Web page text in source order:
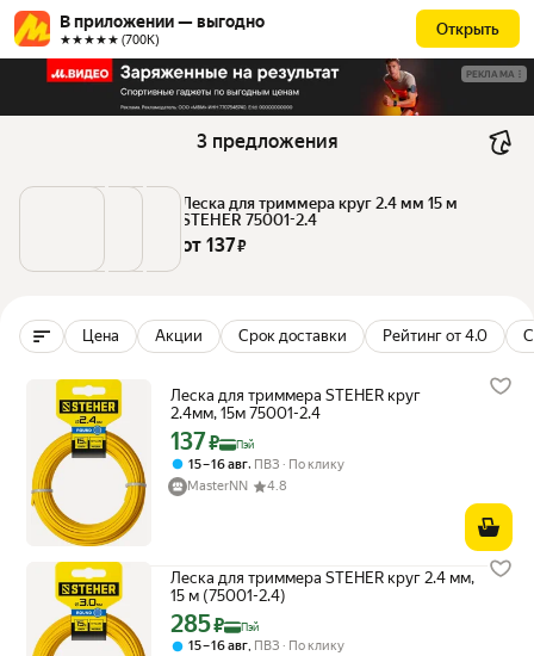
В приложении — выгодно
★★★★★ (700К)
Открыть
РЕКЛАМА
3 предложения
Леска для триммера круг 2.4 мм 15 м
STEHER 75001-2.4
от 137 ₽
Цена Акции Срок доставки Рейтинг от 4.0
Леска для триммера STEHER круг
2.4мм, 15м 75001-2.4
Цена с картой Яндекс Пэй 137 ₽ вместо
137₽ Пэй
15 – 16 авг, ПВЗ
По клику
MasterNN
4.8
Леска для триммера STEHER круг 2.4 мм,
15 м (75001-2.4)
Цена с картой Яндекс Пэй 285 ₽ вместо
285₽ Пэй
15 – 16 авг, ПВЗ
По клику